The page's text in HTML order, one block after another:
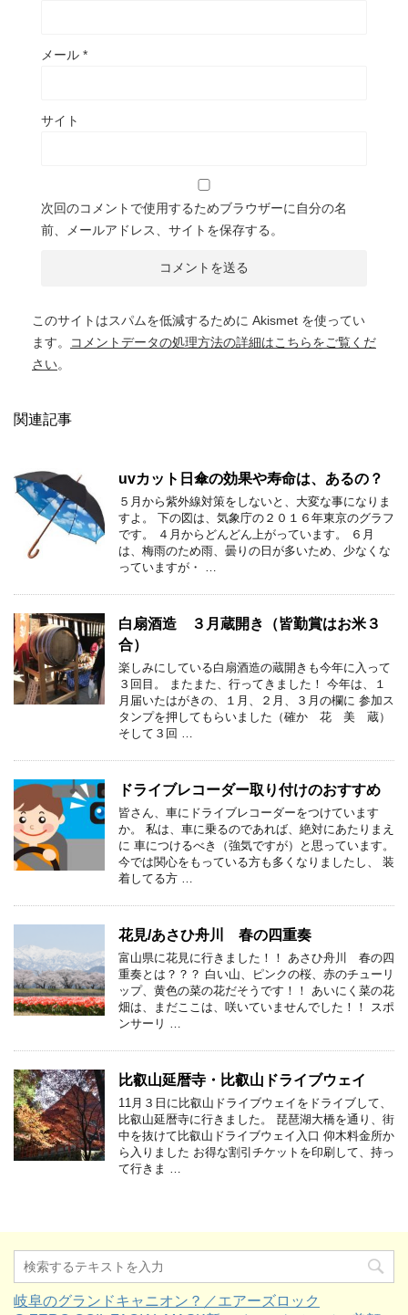
メール *
サイト
次回のコメントで使用するためブラウザーに自分の名
前、メールアドレス、サイトを保存する。
このサイトはスパムを低減するために Akismet を使ってい
ます。
コメントデータの処理方法の詳細はこちらをご覧くだ
さい。
関連記事
uvカット日傘の効果や寿命は、あるの？
５月から紫外線対策をしないと、大変な事になりま
すよ。 下の図は、気象庁の２０１６年東京のグラフ
です。 ４月からどんどん上がっています。 ６月
は、梅雨のため雨、曇りの日が多いため、少なくな
っていますが・ …
白扇酒造 ３月蔵開き（皆勤賞はお米３
合）
楽しみにしている白扇酒造の蔵開きも今年に入って
３回目。 またまた、行ってきました！ 今年は、１
月届いたはがきの、１月、２月、３月の欄に 参加ス
タンプを押してもらいました（確か 花 美 蔵）
そして３回 …
ドライブレコーダー取り付けのおすすめ
皆さん、車にドライブレコーダーをつけています
か。 私は、車に乗るのであれば、絶対にあたりまえ
に 車につけるべき（強気ですが）と思っています。
今では関心をもっている方も多くなりましたし、 装
着してる方 …
花見/あさひ舟川 春の四重奏
富山県に花見に行きました！！ あさひ舟川 春の四
重奏とは？？？ 白い山、ピンクの桜、赤のチューリ
ップ、黄色の菜の花だそうです！！ あいにく菜の花
畑は、まだここは、咲いていませんでした！！ スポ
ンサーリ …
比叡山延暦寺・比叡山ドライブウェイ
11月３日に比叡山ドライブウェイをドライブして、
比叡山延暦寺に行きました。 琵琶湖大橋を通り、街
中を抜けて比叡山ドライブウェイ入口 仰木料金所か
ら入りました お得な割引チケットを印刷して、持っ
て行きま …
岐阜のグランドキャニオン？／エアーズロック